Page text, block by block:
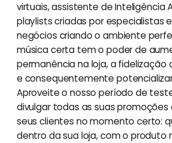
virtuais, assistente de Inteligência
playlists criadas por especialistas
negócios criando o ambiente
música certa tem o poder de
permanência na loja, a fidelização
e consequentemente
Aproveite o nosso período de
divulgar todas as suas
seus clientes no momento certo:
dentro da sua loja, com o produto